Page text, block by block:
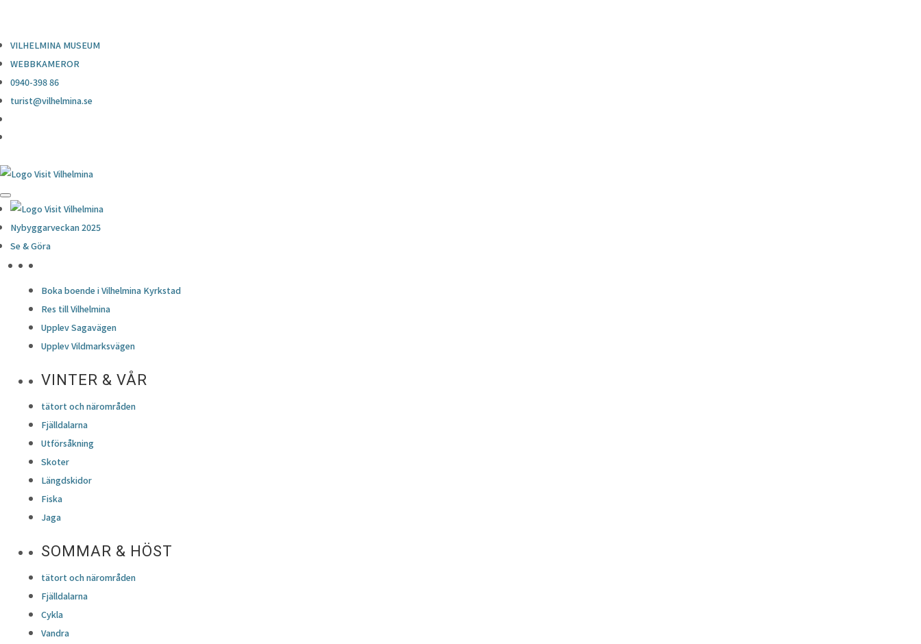
VILHELMINA MUSEUM
WEBBKAMEROR
0940-398 86
turist@vilhelmina.se
Nybyggarveckan 2025
Se & Göra
Boka boende i Vilhelmina Kyrkstad
Res till Vilhelmina
Upplev Sagavägen
Upplev Vildmarksvägen
VINTER & VÅR
tätort och närområden
Fjälldalarna
Utförsåkning
Skoter
Längdskidor
Fiska
Jaga
SOMMAR & HÖST
tätort och närområden
Fjälldalarna
Cykla
Vandra